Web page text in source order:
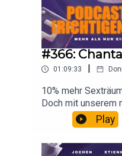
#366:
01:09:33 |
10% mehr
Doch mit unserem
werden also mal
Idee. Wir
die Chantal aus der
Play